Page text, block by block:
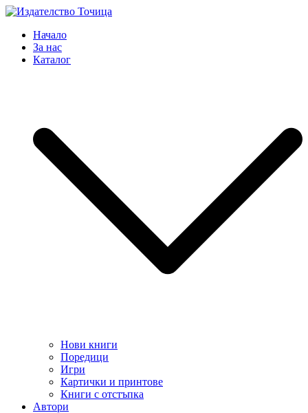
Skip
content
Издателство Точица
Мисли, преди да пораснеш!
Начало
За нас
Каталог
Нови книги
Поредици
Игри
Картички и принтове
Книги с отстъпка
Автори